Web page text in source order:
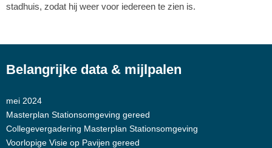
stadhuis, zodat hij weer voor iedereen te zien is.
Belangrijke data & mijlpalen
mei 2024
Masterplan Stationsomgeving gereed
Collegevergadering Masterplan Stationsomgeving
Voorlopige Visie op Pavijen gereed